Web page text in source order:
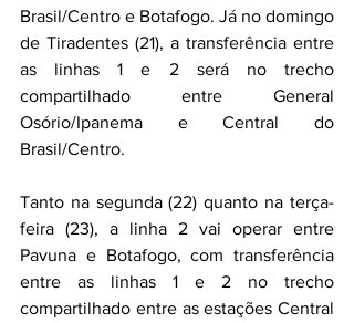
Brasil/Centro e Botafogo. Já no domingo
de Tiradentes (21), a transferência entre
as linhas 1 e 2 será no trecho
compartilhado entre General
Osório/Ipanema e Central do
Brasil/Centro.
Tanto na segunda (22) quanto na terça-
feira (23), a linha 2 vai operar entre
Pavuna e Botafogo, com transferência
entre as linhas 1 e 2 no trecho
compartilhado entre as estações Central